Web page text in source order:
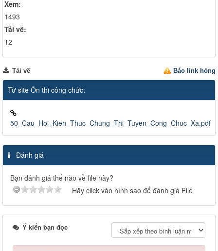
Xem:
1493
Tải về:
12
Báo link hỏng
Tải về
Từ site Ôn thi công chức:
50_Cau_Hoi_Kien_Thuc_Chung_Thi_Tuyen_Cong_Chuc_Xa.pdf
Đánh giá
Bạn đánh giá thế nào về file này?
Hãy click vào hình sao để đánh giá File
Ý kiến bạn đọc